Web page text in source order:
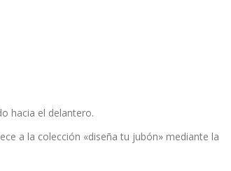
hacia el delantero.
a la colección «diseña tu jubón» mediante la